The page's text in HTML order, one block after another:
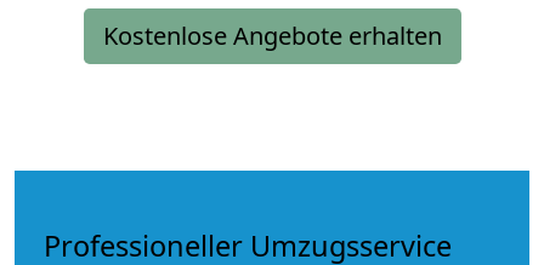
Kostenlose Angebote erhalten
Professioneller Umzugsservice